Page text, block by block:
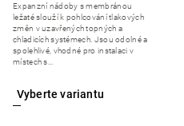
Expanzní nádoby s membránou
ležaté slouží k pohlcování tlakových
změn v uzavřených topných a
chladicích systémech. Jsou odolné a
spolehlivé, vhodné pro instalaci v
místech s...